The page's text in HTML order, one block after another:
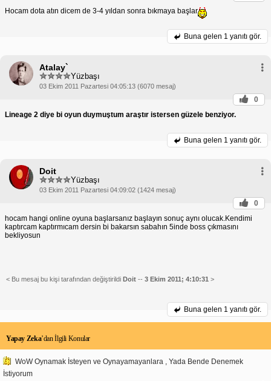
Hocam dota atın dicem de 3-4 yıldan sonra bıkmaya başlar
Buna gelen 1 yanıtı gör.
Atalay`
Yüzbaşı
03 Ekim 2011 Pazartesi 04:05:13 (6070 mesaj)
0
Lineage 2 diye bi oyun duymuştum araştır istersen güzele benziyor.
Buna gelen 1 yanıtı gör.
Doit
Yüzbaşı
03 Ekim 2011 Pazartesi 04:09:02 (1424 mesaj)
0
hocam hangi online oyuna başlarsanız başlayın sonuç aynı olucak.Kendimi
kaptırcam kaptırmıcam dersin bi bakarsın sabahın 5inde boss çıkmasını
bekliyosun
< Bu mesaj bu kişi tarafından değiştirildi Doit -- 3 Ekim 2011; 4:10:31 >
Buna gelen 1 yanıtı gör.
Yapay Zeka’dan İlgili Konular
WoW Oynamak İsteyen ve Oynayamayanlara , Yada Bende Denemek
İstiyorum